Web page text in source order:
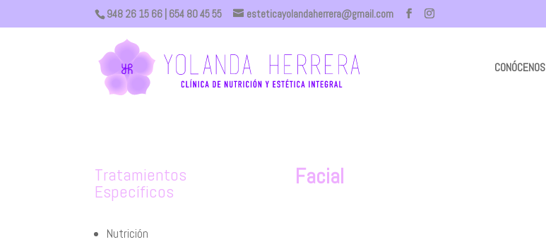
948 26 15 66 | 654 80 45 55 esteticayolandaherrera@gmail.com
CONÓCENOS
Tratamientos
Específicos
Nutrición
Facial